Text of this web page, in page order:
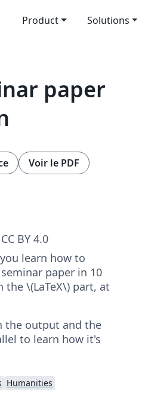
Product Solutions
paper
Voir le PDF
BY 4.0
learn how to
paper in 10
the \(LaTeX\) part, at
the output and the
to learn how it's
Humanities